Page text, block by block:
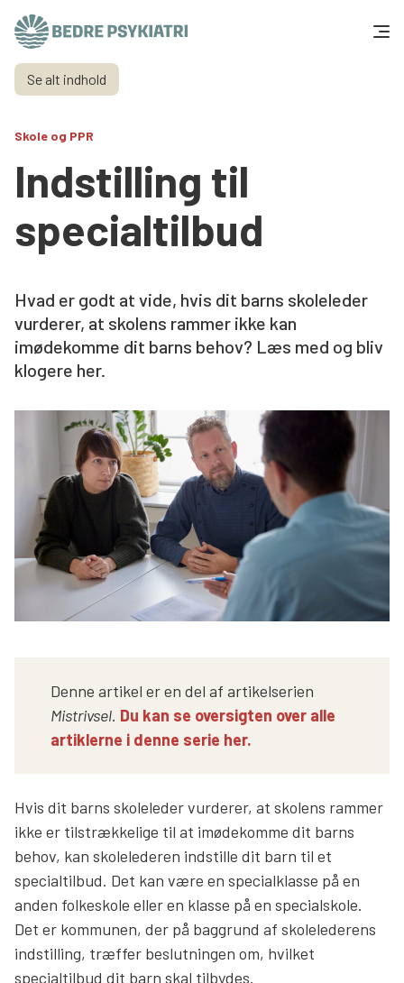
Skip to content
Få hjælp
Tal og fakta
Om os
Vær med
Presse og politik
Støt os
Se alt indhold
Skole og PPR
Indstilling til
specialtilbud
Hvad er godt at vide, hvis dit barns skoleleder
vurderer, at skolens rammer ikke kan
imødekomme dit barns behov? Læs med og bliv
klogere her.
Denne artikel er en del af artikelserien
Mistrivsel. Du kan se oversigten over alle
artiklerne i denne serie her.
Hvis dit barns skoleleder vurderer, at skolens rammer
ikke er tilstrækkelige til at imødekomme dit barns
behov, kan skolelederen indstille dit barn til et
specialtilbud. Det kan være en specialklasse på en
anden folkeskole eller en klasse på en specialskole.
Det er kommunen, der på baggrund af skolelederens
indstilling, træffer beslutningen om, hvilket
specialtilbud dit barn skal tilbydes.